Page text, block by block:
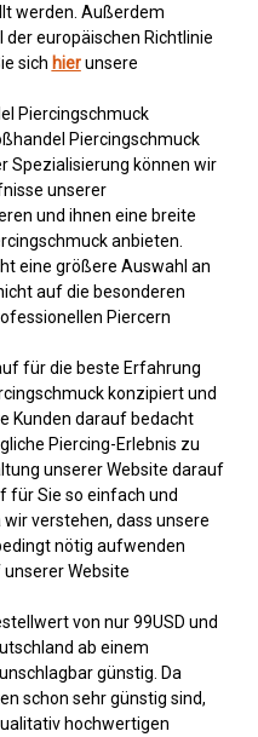
werden. Außerdem
europäischen Richtlinie
sich hierunsere
Piercingschmuck
Piercingschmuck
Spezialisierung können wir
unserer
und ihnen eine breite
anbieten.
eine größere Auswahl an
auf die besonderen
Piercern
für die beste Erfahrung
konzipiert und
Kunden darauf bedacht
Piercing-Erlebnis zu
unserer Website darauf
für Sie so einfach und
verstehen, dass unsere
nötig aufwenden
Website
von nur 99USD und
ab einem
günstig. Da
schon sehr günstig sind,
hochwertigen